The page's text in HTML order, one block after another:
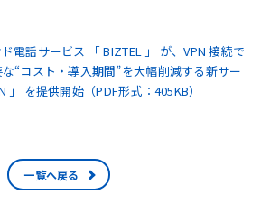
電話サービス 「 BIZTEL 」 が、VPN 接続で
“コスト・導入期間”を大幅削減する新サー
」 を提供開始（PDF形式：405KB）
一覧へ戻る